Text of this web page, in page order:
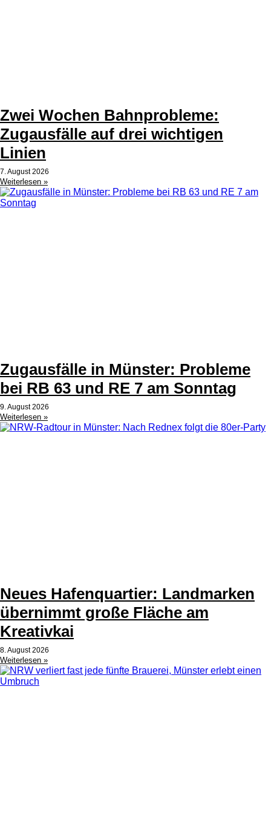
Zwei Wochen Bahnprobleme:
Zugausfälle auf drei wichtigen
Linien
7. August 2026
Weiterlesen »
Zugausfälle in Münster: Probleme
bei RB 63 und RE 7 am Sonntag
9. August 2026
Weiterlesen »
Neues Hafenquartier: Landmarken
übernimmt große Fläche am
Kreativkai
8. August 2026
Weiterlesen »